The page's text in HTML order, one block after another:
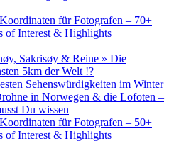
für Fotografen – 70+
of Interest & Highlights
Sakrisøy & Reine » Die
5km der Welt !?
Sehenswürdigkeiten im Winter
in Norwegen & die Lofoten –
Du wissen
für Fotografen – 50+
of Interest & Highlights